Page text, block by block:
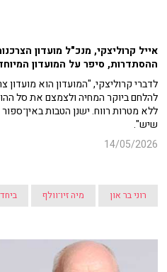
אייל קרוליצקי, מנכ"ל מועדון
ההסתדרות, סיפר על המועדון
לדברי קרוליצקי, "המועדון הוא
להלחם ביוקר המחיה ולצמצם את סל
ללא מטרות רווח. ישנן הטבות
שיש".
14/05/2026
רוני בר און מיה זיו־וולף